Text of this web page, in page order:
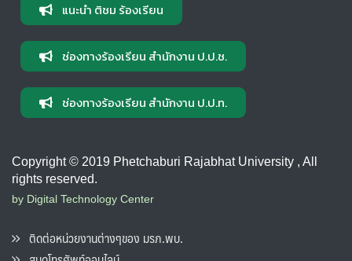
แนะนำ ติชม ร้องเรียน
ช่องทางร้องเรียน สำนักงาน ป.ป.ช.
ช่องทางร้องเรียน สำนักงาน ป.ป.ท.
Copyright © 2019 Phetchaburi Rajabhat University , All
rights reserved.
by Digital Technology Center
ติดต่อหน่วยงานต่างๆของ มรภ.พบ.